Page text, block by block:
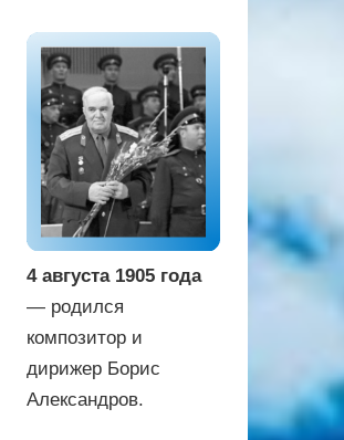
4 августа 1905 года
— родился
композитор и
дирижер Борис
Александров.